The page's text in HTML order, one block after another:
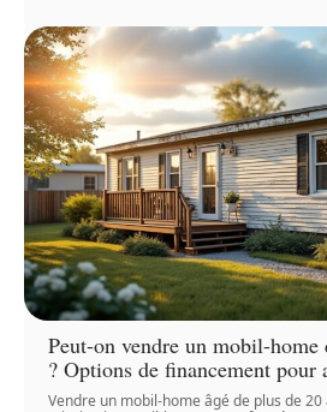
Peut-on vendre un mobil-home
? Options de financement pour
Vendre un mobil-home âgé de plus de